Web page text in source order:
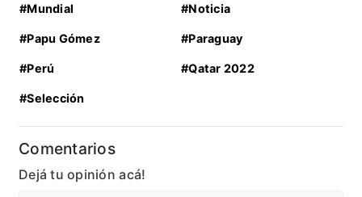
#Mundial #Noticia
#Papu Gómez #Paraguay
#Perú #Qatar 2022
#Selección
Comentarios
Dejá tu opinión acá!